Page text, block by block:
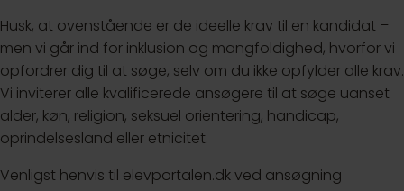
Husk, at ovenstående er de ideelle krav til en kandidat –
men vi går ind for inklusion og mangfoldighed, hvorfor vi
opfordrer dig til at søge, selv om du ikke opfylder alle krav.
Vi inviterer alle kvalificerede ansøgere til at søge uanset
alder, køn, religion, seksuel orientering, handicap,
oprindelsesland eller etnicitet.
Venligst henvis til elevportalen.dk ved ansøgning